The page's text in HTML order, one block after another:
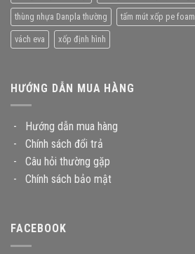
thùng nhựa Danpla thường tấm mút xốp pe foam
vách eva xốp định hình
HƯỚNG DẪN MUA HÀNG
-
Hướng dẫn mua hàng
- Chính sách đổi trả
- Câu hỏi thường gặp
- Chính sách bảo mật
FACEBOOK